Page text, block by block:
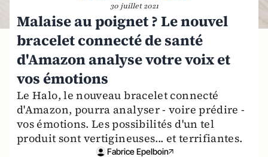
30 juillet 2021
Malaise au poignet ? Le nouvel
bracelet connecté de santé
d'Amazon analyse votre voix et
vos émotions
Le Halo, le nouveau bracelet connecté
d'Amazon, pourra analyser - voire prédire -
vos émotions. Les possibilités d'un tel
produit sont vertigineuses... et terrifiantes.
Fabrice Epelboin